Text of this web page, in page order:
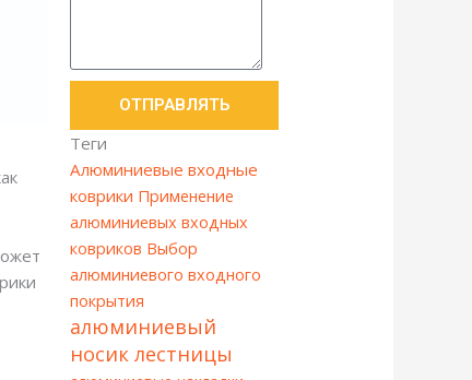
ОТПРАВЛЯТЬ
Теги
Алюминиевые входные
коврики Применение
алюминиевых входных
ковриков Выбор
алюминиевого входного
покрытия
алюминиевый
носик лестницы